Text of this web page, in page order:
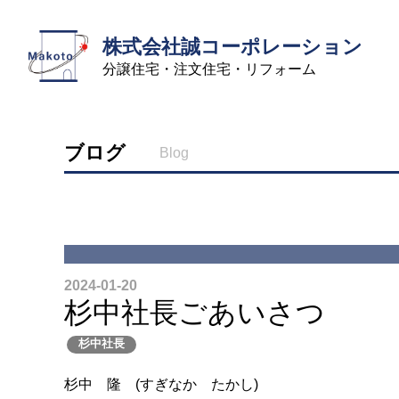
株式会社誠コーポレーション
分譲住宅・注文住宅・リフォーム
ブログ Blog
2024-01-20
杉中社長ごあいさつ
杉中社長
杉中 隆 (すぎなか たかし)